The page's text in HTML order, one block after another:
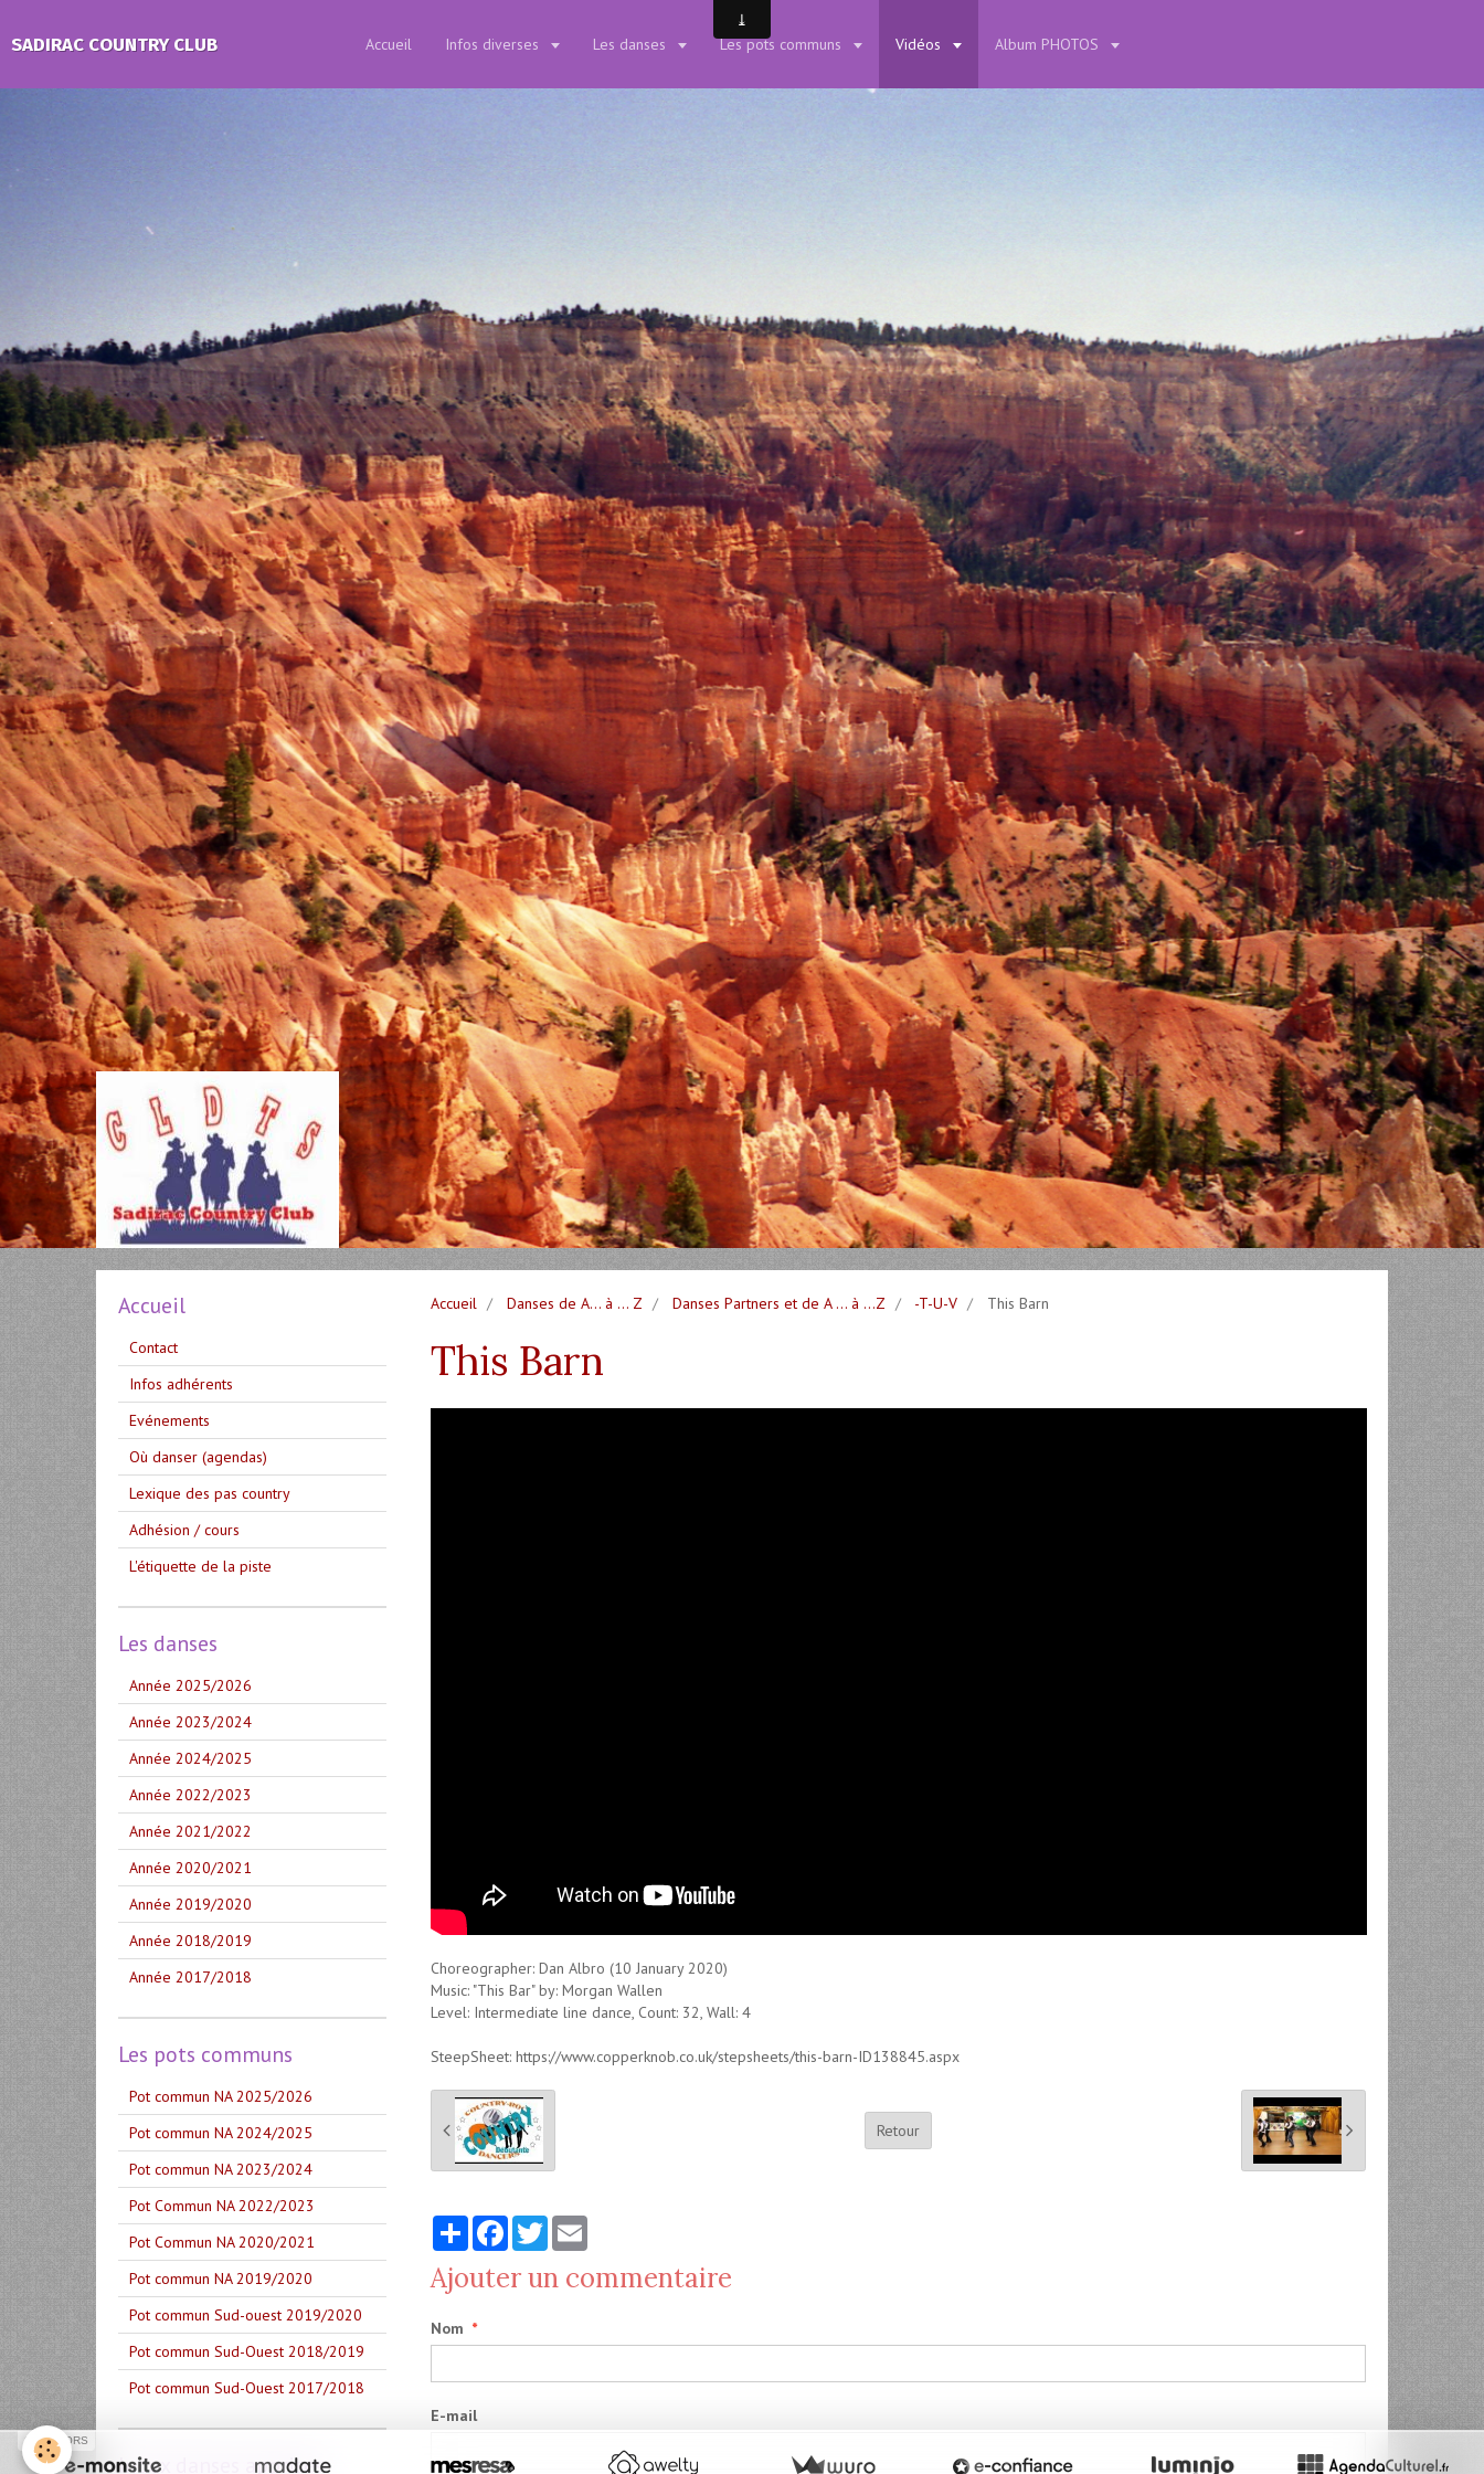
SADIRAC COUNTRY CLUB Accueil Infos diverses Les danses Les pots communs Vidéos Album PHOTOS
Accueil Danses de A... à ... Z Danses Partners et de A ... à ...Z -T-U-V This Barn
This Barn
Choreographer: Dan Albro (10 January 2020)
Music: "This Bar" by: Morgan Wallen
Level: Intermediate line dance, Count: 32, Wall: 4
SteepSheet: https://www.copperknob.co.uk/stepsheets/this-barn-ID138845.aspx
Retour
PartagerFacebook
TwitterEmail
Ajouter un commentaire
Nom
E-mail
Accueil
Contact
Infos adhérents
Evénements
Où danser (agendas)
Lexique des pas country
Adhésion / cours
L'étiquette de la piste
Les danses
Année 2025/2026
Année 2023/2024
Année 2024/2025
Année 2022/2023
Année 2021/2022
Année 2020/2021
Année 2019/2020
Année 2018/2019
Année 2017/2018
Les pots communs
Pot commun NA 2025/2026
Pot commun NA 2024/2025
Pot commun NA 2023/2024
Pot Commun NA 2022/2023
Pot Commun NA 2020/2021
Pot commun NA 2019/2020
Pot commun Sud-ouest 2019/2020
Pot commun Sud-Ouest 2018/2019
Pot commun Sud-Ouest 2017/2018
Index danses apprises
SPONSORS